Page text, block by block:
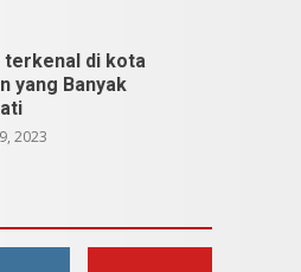
terkenal di kota
yang Banyak
2023